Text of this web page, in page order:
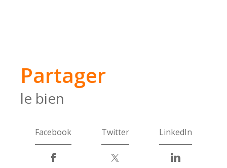
partager
le bien
Facebook Twitter LinkedIn